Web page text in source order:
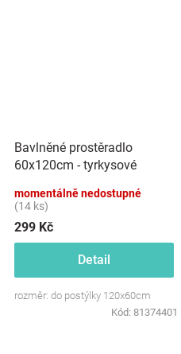
Bavlněné prostěradlo
60x120cm - tyrkysové
momentálně nedostupné
(14 ks)
299 Kč
Detail
rozměr: do postýlky 120x60cm
Kód: 81374401